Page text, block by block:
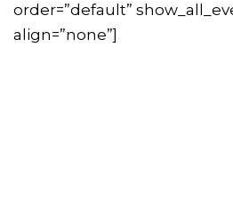
order=”default”
align=”none”]